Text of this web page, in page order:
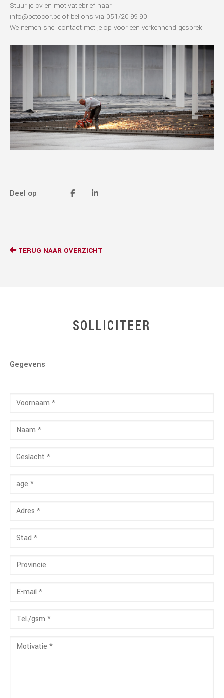
Stuur je cv en motivatiebrief naar
info@betocor.be of bel ons via 051/20 99 90.
We nemen snel contact met je op voor een verkennend gesprek.
Deel op
TERUG NAAR OVERZICHT
SOLLICITEER
Gegevens